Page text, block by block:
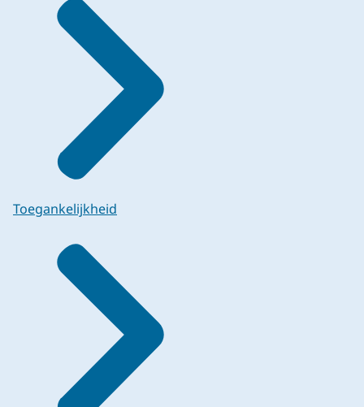
Toegankelijkheid